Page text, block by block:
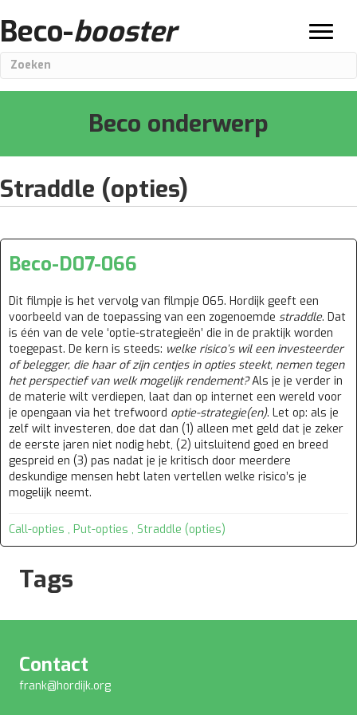
Beco-booster
Zoeken
naar:
Beco onderwerp
Straddle (opties)
Beco-D07-066
Dit filmpje is het vervolg van filmpje 065. Hordijk geeft een
voorbeeld van de toepassing van een zogenoemde straddle. Dat
is één van de vele ‘optie-strategieën’ die in de praktijk worden
toegepast. De kern is steeds: welke risico’s wil een investeerder
of belegger, die haar of zijn centjes in opties steekt, nemen tegen
het perspectief van welk mogelijk rendement?Als je je verder in
de materie wilt verdiepen, laat dan op internet een wereld voor
je opengaan via het trefwoord optie-strategie(en). Let op: als je
zelf wilt investeren, doe dat dan (1) alleen met geld dat je zeker
de eerste jaren niet nodig hebt, (2) uitsluitend goed en breed
gespreid en (3) pas nadat je je kritisch door meerdere
deskundige mensen hebt laten vertellen welke risico’s je
mogelijk neemt.
Call-opties , Put-opties , Straddle (opties)
Tags
Contact
frank@hordijk.org